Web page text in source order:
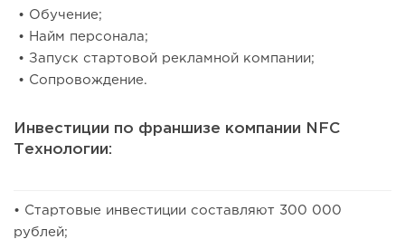
• Обучение;
• Найм персонала;
• Запуск стартовой рекламной компании;
• Сопровождение.
Инвестиции по франшизе компании NFC
Технологии:
• Стартовые инвестиции составляют 300 000
рублей;